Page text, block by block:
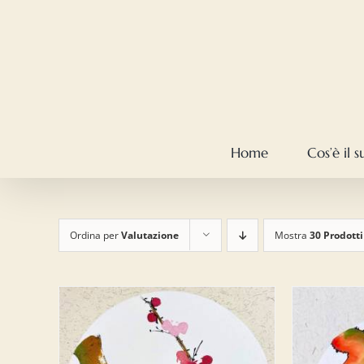
Home Cos’è il
Ordina perValutazione Mostra 30 Prodotti